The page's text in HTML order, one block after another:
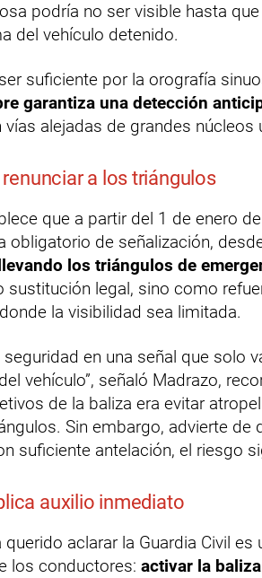
podría no ser visible hasta
del vehículo detenido.
suficiente por la orografía
garantiza una detección
vías alejadas de grandes núcleos
a los triángulos
que a partir del 1 de enero
obligatorio de señalización,
los triángulos de
sustitución legal, sino como
la visibilidad sea limitada.
en una señal que solo
vehículo”, señaló Madrazo,
de la baliza era evitar
Sin embargo, advierte de
suficiente antelación, el riesgo
auxilio inmediato
aclarar la Guardia Civil es
los conductores: activar la